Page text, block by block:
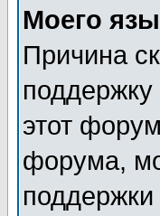
Моего
Причина
этот
форума,